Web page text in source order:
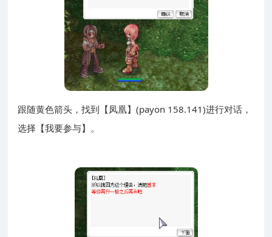
跟随黄色箭头，找到【凤凰】(payon 158.141)进行对话，
选择【我要参与】。